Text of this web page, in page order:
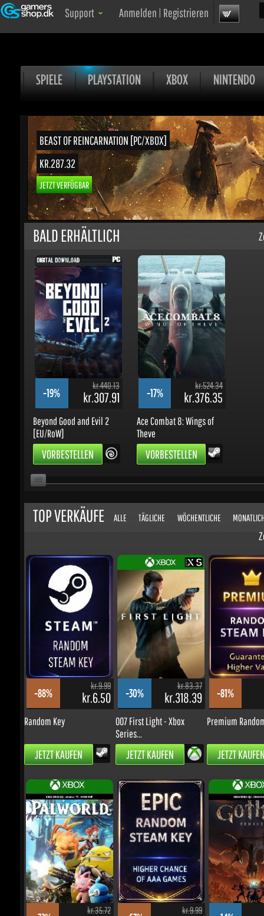
Support Anmelden|Registrieren
SPIELE PLAYSTATION XBOX NINTENDO
BEAST OF REINCARNATION [PC/XBOX]
KR.287.32
JETZT VERFÜGBAR
BALD ERHÄLTLICH
kr.440.13
kr.307.91
[EU/RoW]
VORBESTELLEN
kr.376.35
Theve
VORBESTELLEN
-5%
kr.524.34
kr.431.14
Call of Duty: Modern
Warfare 4 -...
VORBESTELLEN
-13%
kr.524.34
kr.396.89
Stranger Than Heaven
VORBESTELLEN
-24%
kr.299.62
kr.198.28
Hell Let Loose: Vietnam
VORBESTELLEN
-0%
kr.524.34
kr.455.17
Onimusha: Way of the
Sword
VORBESTELLEN
TOP VERKÄUFE
-88%
kr.9.99
kr.6.50
Random Key
-30%
kr.83.37
kr.318.39
007 First Light - Xbox
Series...
JETZT KAUFEN
-81%
Premium Random
-72%
kr.35.72
kr.54.45 -63%
kr.9.99
kr.20.21 -14%